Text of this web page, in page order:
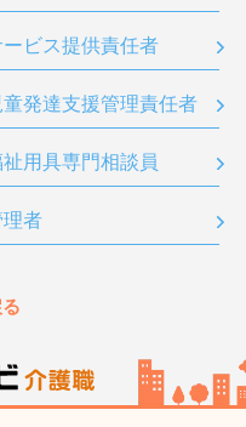
ービス提供責任者
童発達支援管理責任者
用具専門相談員
理者